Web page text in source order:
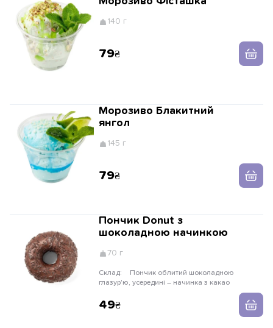
140 г
79
Морозиво Блакитний
янгол
145 г
79
Пончик Donut з
шоколадною начинкою
70 г
Склад:
глазур'ю, усередині – начинка з какао
49